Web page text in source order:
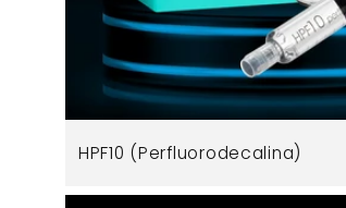
HPF10 (Perfluorodecalina)